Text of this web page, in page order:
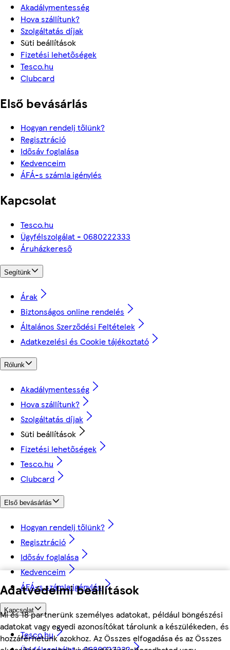
Adatvédelmi beállítások
Mi és 18 partnerünk személyes adatokat, például böngészési
adatokat vagy egyedi azonosítókat tárolunk a készülékeden, és
hozzáférhetünk azokhoz. Az Összes elfogadása és az Összes
Akadálymentesség
Hova szállítunk?
Szolgáltatás díjak
Süti beállítások
Fizetési lehetőségek
Tesco.hu
Clubcard
Első bevásárlás
Hogyan rendelj tőlünk?
Regisztráció
Idősáv foglalása
Kedvenceim
ÁFÁ-s számla igénylés
Kapcsolat
Tesco.hu
Ügyfélszolgálat - 0680222333
Áruházkereső
Segítünk
Árak
Biztonságos online rendelés
Általános Szerződési Feltételek
Adatkezelési és Cookie tájékoztató
Rólunk
Akadálymentesség
Hova szállítunk?
Szolgáltatás díjak
Süti beállítások
Fizetési lehetőségek
Tesco.hu
Clubcard
Első bevásárlás
Hogyan rendelj tőlünk?
Regisztráció
Idősáv foglalása
Kedvenceim
ÁFÁ-s számla igénylés
Kapcsolat
Tesco.hu